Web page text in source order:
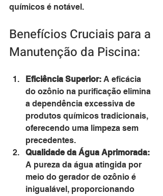
químicos é notável.
Benefícios Cruciais para a
Manutenção da Piscina:
Eficiência Superior: A eficácia
do ozônio na purificação elimina
a dependência excessiva de
produtos químicos tradicionais,
oferecendo uma limpeza sem
precedentes.
Qualidade da Água Aprimorada:
A pureza da água atingida por
meio do gerador de ozônio é
inigualável, proporcionando